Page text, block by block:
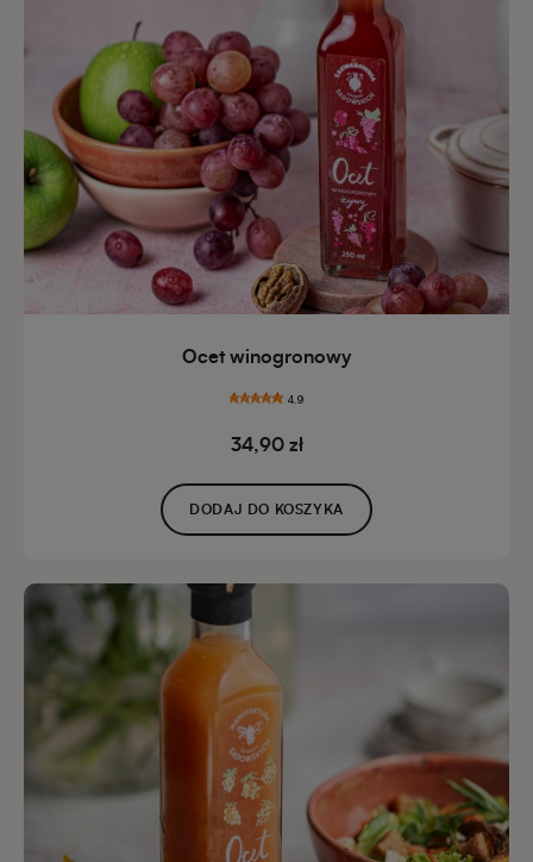
Ocet winogronowy
4.9
34,90 zł
DODAJ DO KOSZYKA